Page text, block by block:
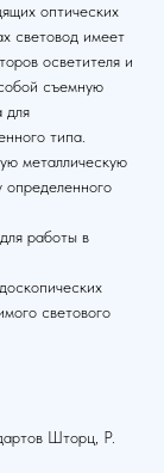
оптических
световод имеет
осветителя и
съемную
для
типа.
металлическую
определенного
работы в
светового
Шторц, Р.